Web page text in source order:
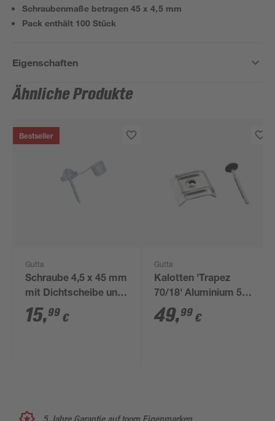
Schraubenmaße betragen 45 x 4,5 mm
Pack enthält 100 Stück
Eigenschaften
Ähnliche Produkte
Bestseller
Gutta
Schraube 4,5 x 45 mm
mit Dichtscheibe und
Kappe, 100 Stück
15,99 €
Gutta
Kalotten 'Trapez
70/18' Aluminium 50
Stück, inklusive V2A
Schrauben
49,99 €
5 Jahre Garantie auf toom Eigenmarken